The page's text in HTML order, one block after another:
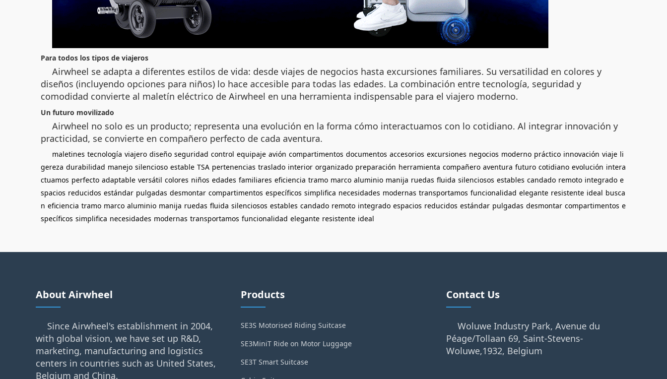
Para todos los tipos de viajeros
Airwheel se adapta a diferentes estilos de vida: desde viajes de negocios hasta excursiones familiares. Su versatilidad en colores y
diseños (incluyendo opciones para niños) lo hace accesible para todas las edades. La combinación entre tecnología, seguridad y
comodidad convierte al maletín eléctrico de Airwheel en una herramienta indispensable para el viajero moderno.
Un futuro movilizado
Airwheel no solo es un producto; representa una evolución en la forma cómo interactuamos con lo cotidiano. Al integrar innovación y
practicidad, se convierte en compañero perfecto de cada aventura.
maletines tecnología viajero diseño seguridad control equipaje avión compartimentos documentos accesorios excursiones negocios moderno práctico innovación viaje li
gereza durabilidad manejo silencioso estable TSA pertenencias traslado interior organizado preparación herramienta compañero aventura futuro cotidiano evolución intera
ctuamos perfecto adaptable versátil colores niños edades familiares eficiencia tramo marco aluminio manija ruedas fluida silenciosos estables candado remoto integrado e
spacios reducidos estándar pulgadas desmontar compartimentos específicos simplifica necesidades modernas transportamos funcionalidad elegante resistente ideal busca
n eficiencia tramo marco aluminio manija ruedas fluida silenciosos estables candado remoto integrado espacios reducidos estándar pulgadas desmontar compartimentos e
specíficos simplifica necesidades modernas transportamos funcionalidad elegante resistente ideal
About Airwheel
Since Airwheel's establishment in 2004,
with global vision, we have set up R&D,
marketing, manufacturing and logistics
centers in countries such as United States,
Belgium and China.
Products
SE3S Motorised Riding Suitcase
SE3MiniT Ride on Motor Luggage
SE3T Smart Suitcase
Contact Us
Woluwe Industry Park, Avenue du
Péage/Tollaan 69, Saint-Stevens-
Woluwe,1932, Belgium